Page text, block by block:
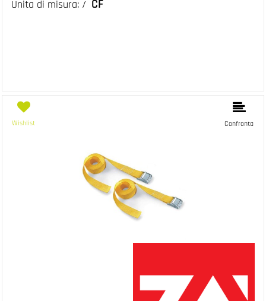
Unita di misura: / CF
Wishlist Confronta